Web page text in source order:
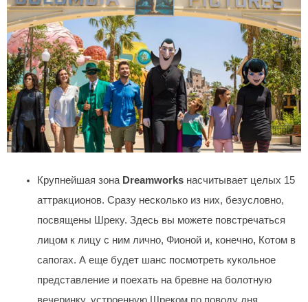
Крупнейшая зона Dreamworksнасчитывает целых 15
аттракционов. Сразу несколько из них, безусловно,
посвящены Шреку. Здесь вы можете повстречаться
лицом к лицу с ним лично, Фионой и, конечно, Котом в
сапогах. А еще будет шанс посмотреть кукольное
представление и поехать на бревне на болотную